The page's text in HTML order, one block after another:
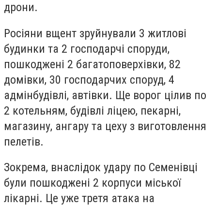
дрони.
Росіяни вщент зруйнували 3 житлові
будинки та 2 господарчі споруди,
пошкоджені 2 багатоповерхівки, 82
домівки, 30 господарчих споруд, 4
адмінбудівлі, автівки. Ще ворог цілив по
2 котельням, будівлі ліцею, пекарні,
магазину, ангару та цеху з виготовлення
пелетів.
Зокрема, внаслідок удару по Семенівці
були пошкоджені 2 корпуси міської
лікарні. Це уже третя атака на